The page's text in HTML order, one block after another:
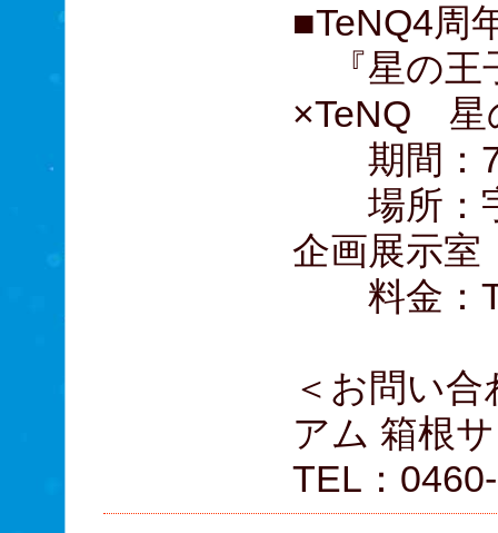
■TeNQ4周
『星の王
×TeNQ 星
期間：7
場所：
企画展示室
料金：
＜お問い
アム 箱根
TEL：